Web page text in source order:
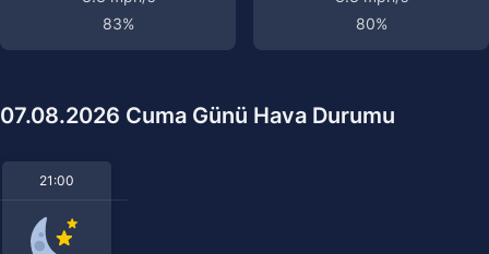
83%
80%
07.08.2026 Cuma Günü Hava Durumu
21:00